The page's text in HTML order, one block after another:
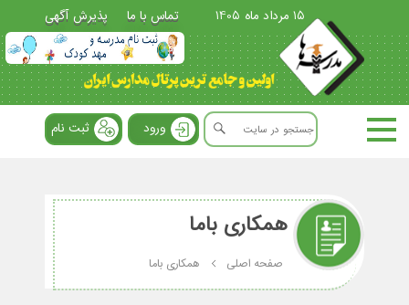
15 مرداد ماه 1405 تماس با ما پذیرش آگهی
ورود ثبت نام
همکاری باما
صفحه اصلی همکاری باما